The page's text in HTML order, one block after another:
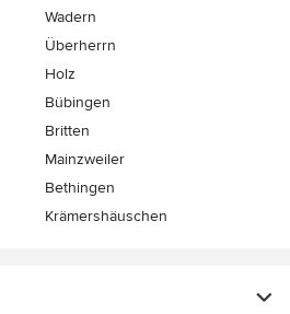
Wadern
Überherrn
Holz
Bübingen
Britten
Mainzweiler
Bethingen
Krämershäuschen